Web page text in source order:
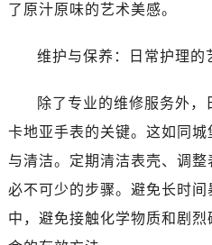
了原汁原味的艺术美感。
维护与保养：日常护理的
除了专业的维修服务外
卡地亚手表的关键。这如同
与清洁。定期清洁表壳、调
必不可少的步骤。避免长时
中，避免接触化学物质和剧